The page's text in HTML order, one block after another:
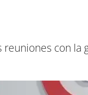
reuniones con la